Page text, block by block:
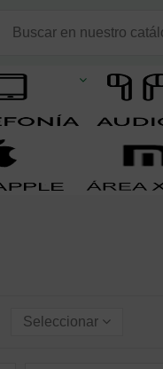
Seleccionar